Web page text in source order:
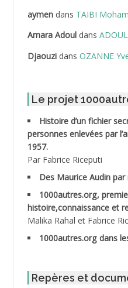
ABDELLI Mohamed
ABDELLI Mohamed *
ABDELMOUMENE Ahmed
ABDESMED Mohamed
ABDESSELAMI Kouider
ABDESSLEM Ahmed dit le
ABDOUDOU
ABID Mohamed
aymendans TAIBI
Amara Adouldans
Djaouzidans OZANNE
Le projet
Histoire d’un fichier
personnes enlevées par
1957.
Par Fabrice Riceputi
Des Maurice Audin par
1000autres.org,
histoire,connaissance et
Malika Rahal et Fabrice
1000autres.org dans
Repères et